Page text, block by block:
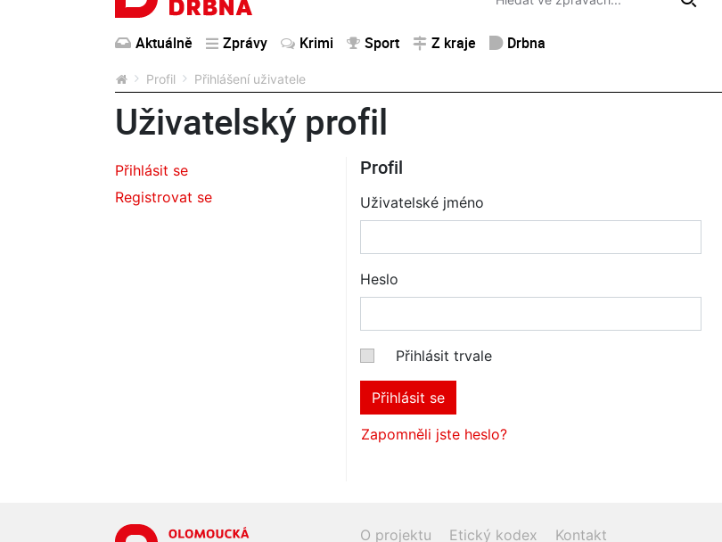
Aktuálně Zprávy Krimi Sport Z kraje Drbna
Profil Přihlášení uživatele
Uživatelský profil
Přihlásit se
Registrovat se
Profil
Uživatelské jméno
Heslo
Přihlásit trvale
Přihlásit se
Zapomněli jste heslo?
O projektu Etický kodex Kontakt